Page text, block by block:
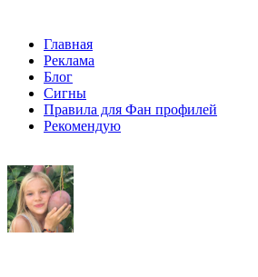
Главная
Реклама
Блог
Сигны
Правила для Фан профилей
Рекомендую